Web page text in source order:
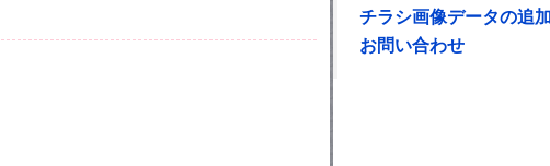
チラシ画像データの追加
お問い合わせ